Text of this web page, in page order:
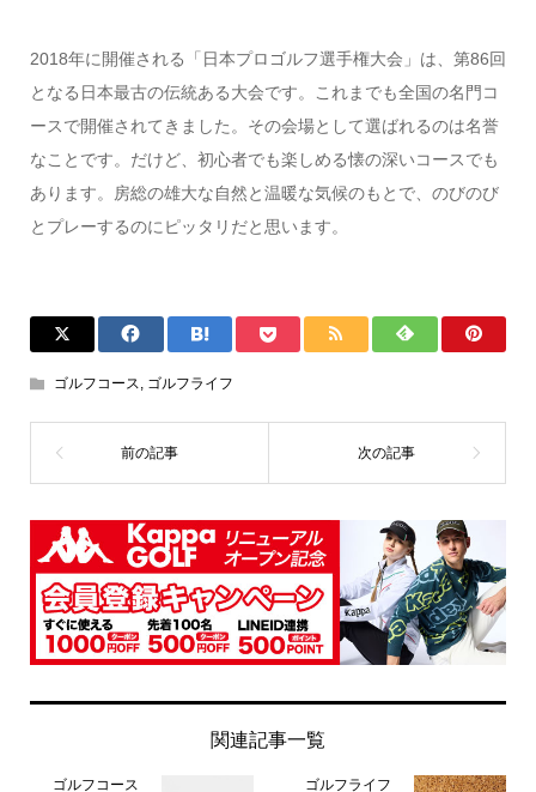
2018年に開催される「日本プロゴルフ選手権大会」は、第86回
となる日本最古の伝統ある大会です。これまでも全国の名門コ
ースで開催されてきました。その会場として選ばれるのは名誉
なことです。だけど、初心者でも楽しめる懐の深いコースでも
あります。房総の雄大な自然と温暖な気候のもとで、のびのび
とプレーするのにピッタリだと思います。
ゴルフコース ゴルフライフ
関連記事一覧
ゴルフコース ゴルフライフ